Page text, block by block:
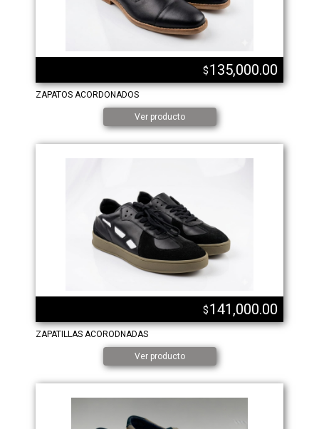
$135,000.00
ZAPATOS ACORDONADOS
Ver producto
$141,000.00
ZAPATILLAS ACORODNADAS
Ver producto